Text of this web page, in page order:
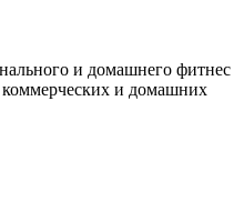
и домашнего фитнес
и домашних